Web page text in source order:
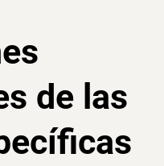
de las